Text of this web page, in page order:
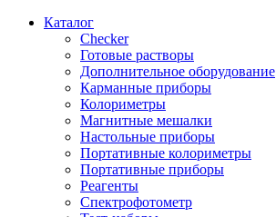
Каталог
Checker
Готовые растворы
Дополнительное оборудование
Карманные приборы
Колориметры
Магнитные мешалки
Настольные приборы
Портативные колориметры
Портативные приборы
Реагенты
Спектрофотометр